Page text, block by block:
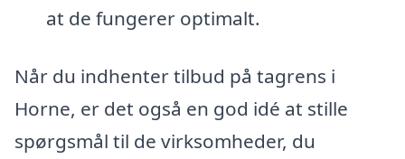
at de fungerer optimalt.
Når du indhenter tilbud på tagrens i
Horne, er det også en god idé at stille
spørgsmål til de virksomheder, du